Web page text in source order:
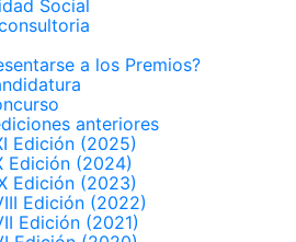
Social
a los Premios?
anteriores
Edición (2025)
Edición (2024)
Edición (2023)
Edición (2022)
Edición (2021)